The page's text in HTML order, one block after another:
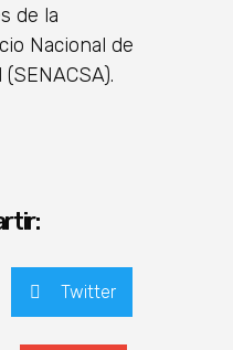
de la
Nacional de
Twitter